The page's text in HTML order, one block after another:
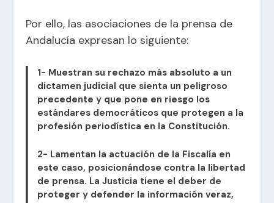
Por ello, las asociaciones de la prensa de
Andalucía expresan lo siguiente:
1- Muestran su rechazo más absoluto a un
dictamen judicial que sienta un peligroso
precedente y que pone en riesgo los
estándares democráticos que protegen a la
profesión periodística en la Constitución.
2- Lamentan la actuación de la Fiscalía en
este caso, posicionándose contra la libertad
de prensa. La Justicia tiene el deber de
proteger y defender la información veraz,